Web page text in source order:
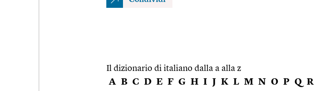
Il dizionario di italiano dalla a alla z
A B C D E F G H I J K L M N O P Q R